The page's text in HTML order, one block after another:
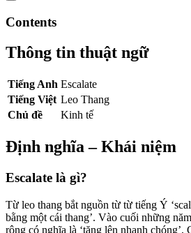
Contents
Thông tin thuật ngữ
Tiếng Anh Escalate
Tiếng Việt Leo Thang
Chủ đề
Kinh tế
Định nghĩa – Khái niệm
Escalate là gì?
Từ leo thang bắt nguồn từ từ tiếng Ý
bằng một cái thang’. Vào cuối những
rộng có nghĩa là ‘tăng lên nhanh